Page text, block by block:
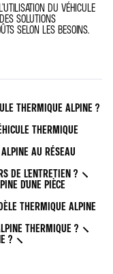
DU VÉHICULE
SOLUTIONS
SELON LES BESOINS.
THERMIQUE ALPINE ?
THERMIQUE
AU RÉSEAU
DE L'ENTRETIEN ?
D'UNE PIÈCE
THERMIQUE ALPINE
THERMIQUE ?
?